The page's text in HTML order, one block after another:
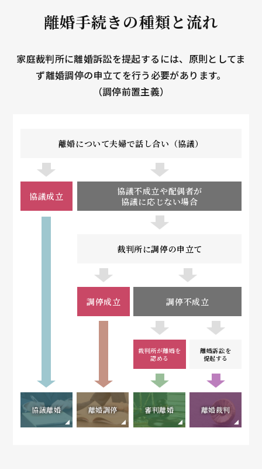
離婚手続きの種類と流れ
家庭裁判所に離婚訴訟を提起するには、原則としてま
ず離婚調停の申立てを行う必要があります。
（調停前置主義）
離婚について夫婦で話し合い（協議）
協議成立
協議不成立や配偶者が
協議に応じない場合
裁判所に調停の申立て
調停成立 調停不成立
裁判所が離婚を
認める
離婚訴訟を
提起する
協議離婚 離婚調停 審判離婚 離婚裁判